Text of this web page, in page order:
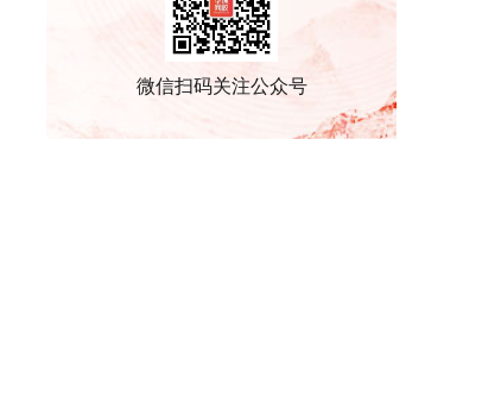
微信扫码关注公众号